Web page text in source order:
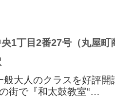
大人のクラスを好評開
街で『和太鼓教室“…